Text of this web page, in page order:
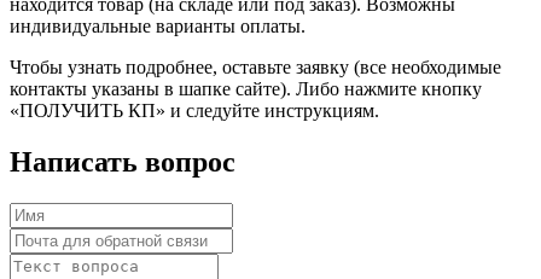
находится товар (на складе или под заказ). Возможны
индивидуальные варианты оплаты.
Чтобы узнать подробнее, оставьте заявку (все необходимые
контакты указаны в шапке сайте). Либо нажмите кнопку
«ПОЛУЧИТЬ КП» и следуйте инструкциям.
Написать вопрос